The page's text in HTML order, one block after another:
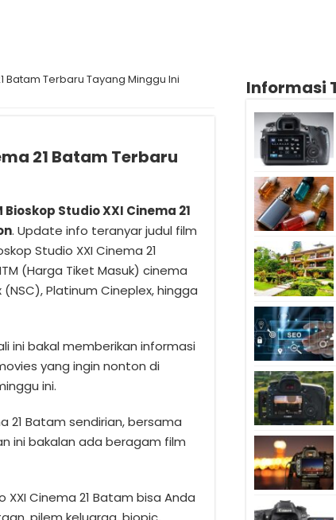
Batam Terbaru Tayang Minggu Ini
21 Batam Terbaru
Studio XXI Cinema 21
. Update info teranyar judul film
Studio XXI Cinema 21
(Harga Tiket Masuk) cinema
(NSC), Platinum Cineplex, hingga
ini bakal memberikan informasi
yang ingin nonton di
ini.
21 Batam sendirian, bersama
ini bakalan ada beragam film
Cinema 21 Batam bisa Anda
Informasi